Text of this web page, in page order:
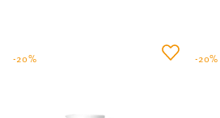
-20% -20%